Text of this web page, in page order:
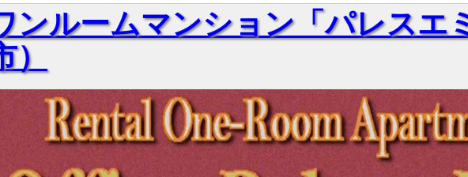
ンルームマンション「パレスエ
）